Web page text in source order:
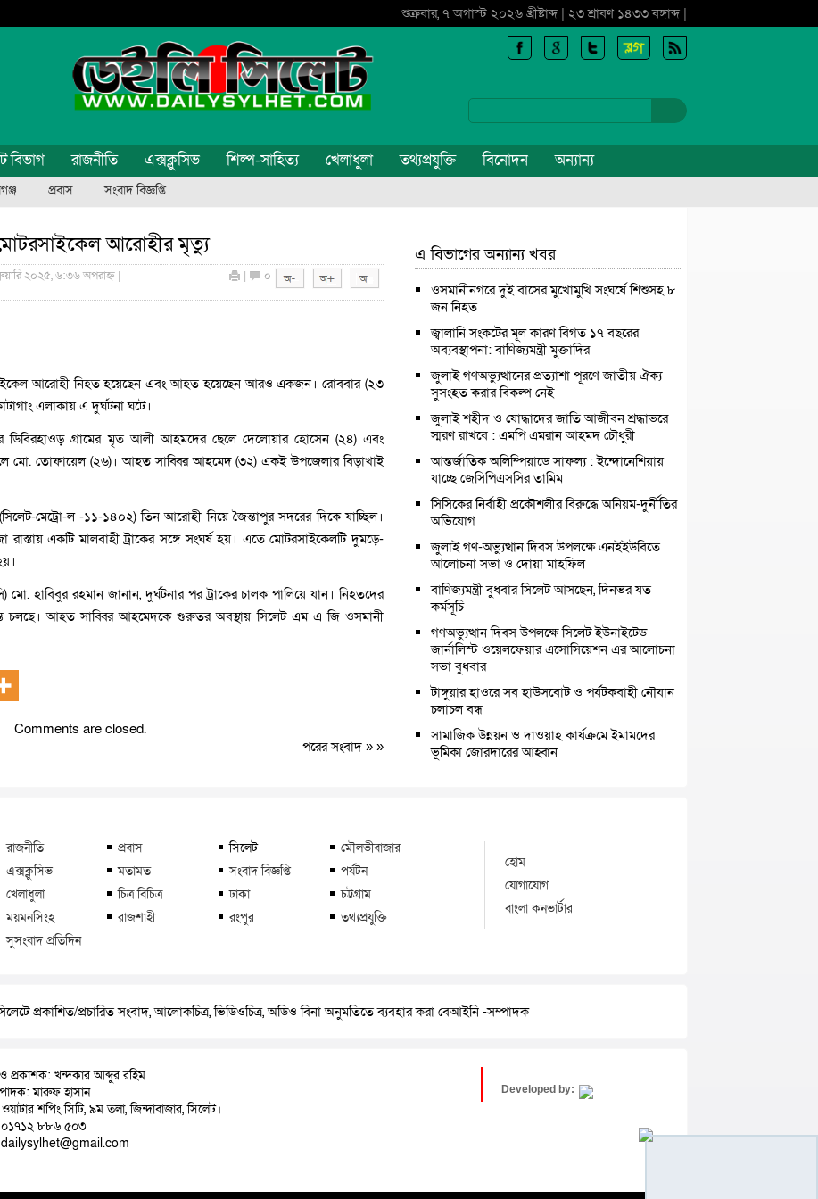
শুক্রবার, ৭ অগাস্ট ২০২৬ খ্রীষ্টাব্দ | ২৩ শ্রাবণ ১৪৩৩ বঙ্গাব্দ |
বিভাগ রাজনীতি এক্সক্লুসিভ শিল্প-সাহিত্য খেলাধুলা তথ্যপ্রযুক্তি বিনোদন অন্যান্য
প্রবাস সংবাদ বিজ্ঞপ্তি
আরোহীর মৃত্যু
২০২৫, ৬:৩৬ অপরাহ্ন |
| ০
আরোহী নিহত হয়েছেন এবং আহত হয়েছেন আরও একজন। রোববার (২৩
এলাকায় এ দুর্ঘটনা ঘটে।
ডিবিরহাওড় গ্রামের মৃত আলী আহমদের ছেলে দেলোয়ার হোসেন (২৪) এবং
মো. তোফায়েল (২৬)। আহত সাব্বির আহমেদ (৩২) একই উপজেলার বিড়াখাই
(সিলেট-মেট্রো-ল -১১-১৪০২) তিন আরোহী নিয়ে জৈন্তাপুর সদরের দিকে যাচ্ছিল।
রাস্তায় একটি মালবাহী ট্রাকের সঙ্গে সংঘর্ষ হয়। এতে মোটরসাইকেলটি দুমড়ে-
মো. হাবিবুর রহমান জানান, দুর্ঘটনার পর ট্রাকের চালক পালিয়ে যান। নিহতদের
চলছে। আহত সাব্বির আহমেদকে গুরুতর অবস্থায় সিলেট এম এ জি ওসমানী
Comments are closed.
পরের সংবাদ » »
এ বিভাগের অন্যান্য খবর
ওসমানীনগরে দুই বাসের মুখোমুখি সংঘর্ষে শিশুসহ ৮
জন নিহত
জ্বালানি সংকটের মূল কারণ বিগত ১৭ বছরের
অব্যবস্থাপনা: বাণিজ্যমন্ত্রী মুক্তাদির
জুলাই গণঅভ্যুত্থানের প্রত্যাশা পূরণে জাতীয় ঐক্য
সুসংহত করার বিকল্প নেই
জুলাই শহীদ ও যোদ্ধাদের জাতি আজীবন শ্রদ্ধাভরে
স্মরণ রাখবে : এমপি এমরান আহমদ চৌধুরী
আন্তর্জাতিক অলিম্পিয়াডে সাফল্য : ইন্দোনেশিয়ায়
যাচ্ছে জেসিপিএসসির তামিম
সিসিকের নির্বাহী প্রকৌশলীর বিরুদ্ধে অনিয়ম-দুর্নীতির
অভিযোগ
জুলাই গণ-অভ্যুত্থান দিবস উপলক্ষে এনইইউবিতে
আলোচনা সভা ও দোয়া মাহফিল
বাণিজ্যমন্ত্রী বুধবার সিলেট আসছেন, দিনভর যত
কর্মসূচি
গণঅভ্যুত্থান দিবস উপলক্ষে সিলেট ইউনাইটেড
জার্নালিস্ট ওয়েলফেয়ার এসোসিয়েশন এর আলোচনা
সভা বুধবার
টাঙ্গুয়ার হাওরে সব হাউসবোট ও পর্যটকবাহী নৌযান
চলাচল বন্ধ
সামাজিক উন্নয়ন ও দাওয়াহ কার্যক্রমে ইমামদের
ভূমিকা জোরদারের আহ্বান
রাজনীতি প্রবাস সিলেট
মৌলভীবাজার
এক্সক্লুসিভ মতামত সংবাদ বিজ্ঞপ্তি
পর্যটন
খেলাধুলা চিত্র বিচিত্র ঢাকা
চট্টগ্রাম
ময়মনসিংহ রাজশাহী রংপুর
তথ্যপ্রযুক্তি
সুসংবাদ প্রতিদিন
হোম
যোগাযোগ
বাংলা কনভার্টার
প্রকাশিত/প্রচারিত সংবাদ, আলোকচিত্র, ভিডিওচিত্র, অডিও বিনা অনুমতিতে ব্যবহার করা বেআইনি -সম্পাদক
প্রকাশক: খন্দকার আব্দুর রহিম
মারুফ হাসান
শপিং সিটি, ৯ম তলা, জিন্দাবাজার, সিলেট।
০১৭১২ ৮৮৬ ৫০৩
Developed by: